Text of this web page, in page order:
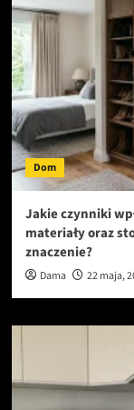
Dom
Jakie czynniki
materiały oraz
znaczenie?
Dama 22 maja,